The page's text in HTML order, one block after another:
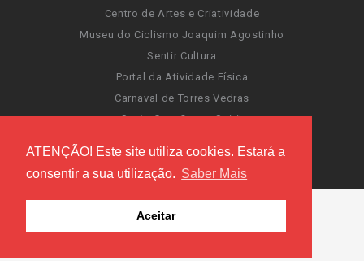
ATENÇÃO! Este site utiliza cookies. Estará a
consentir a sua utilização. Saber Mais
Aceitar
Centro de Artes e Criatividade
Museu do Ciclismo Joaquim Agostinho
Sentir Cultura
Portal da Atividade Física
Carnaval de Torres Vedras
Santa Cruz Ocean Spirit